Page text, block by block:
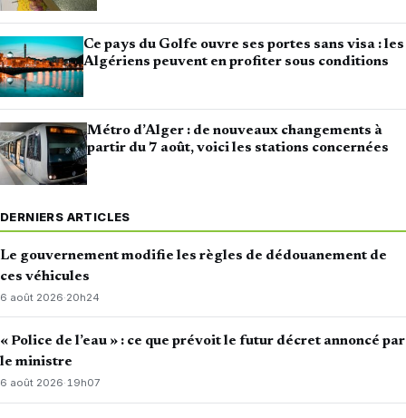
Ce pays du Golfe ouvre ses portes sans visa : les
Algériens peuvent en profiter sous conditions
Métro d’Alger : de nouveaux changements à
partir du 7 août, voici les stations concernées
DERNIERS ARTICLES
Le gouvernement modifie les règles de dédouanement de
ces véhicules
6 août 2026·20h24
« Police de l’eau » : ce que prévoit le futur décret annoncé par
le ministre
6 août 2026·19h07